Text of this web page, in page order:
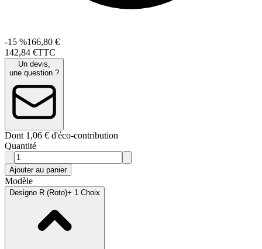
-15 %166,80 €
142,84 €TTC
Un devis,
une question ?
Dont 1,06 € d'éco-contribution
Quantité
Ajouter au panier
Modèle
Designo R (Roto)+ 1 Choix